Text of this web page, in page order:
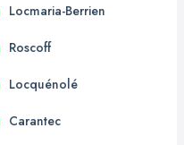
Locmaria-Berrien
Roscoff
Locquénolé
Carantec